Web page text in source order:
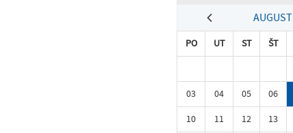
AUGUST
PO UT ST ŠT
03
04 05 06
10
11 12 13